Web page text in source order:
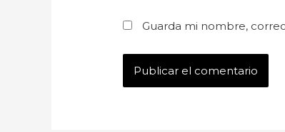
Guarda mi nombre,